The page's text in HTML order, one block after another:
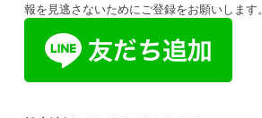
報を見逃さないためにご登録をお願いします。